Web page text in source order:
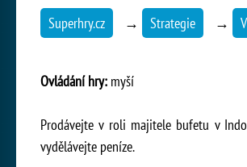
Superhry.cz → Strategie →
Ovládání hry: myší
Prodávejte v roli majitele bufetu v
vydělávejte peníze.